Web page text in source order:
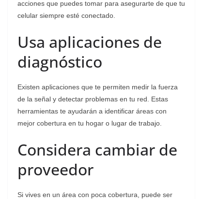
acciones que puedes tomar para asegurarte de que tu
celular siempre esté conectado.
Usa aplicaciones de
diagnóstico
Existen aplicaciones que te permiten medir la fuerza
de la señal y detectar problemas en tu red. Estas
herramientas te ayudarán a identificar áreas con
mejor cobertura en tu hogar o lugar de trabajo.
Considera cambiar de
proveedor
Si vives en un área con poca cobertura, puede ser